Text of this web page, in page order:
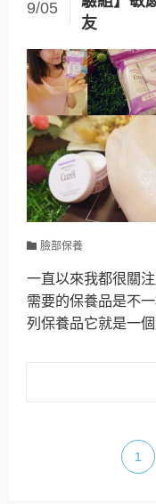
友
9/05
臉部保養
一直以來我都很關
需要的保養品是不
列保養品它就是一
1